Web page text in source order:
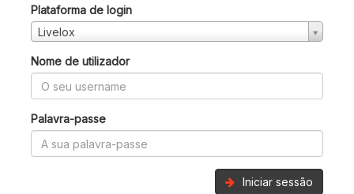
Plataforma de login
Livelox
Nome de utilizador
Palavra-passe
Iniciar sessão